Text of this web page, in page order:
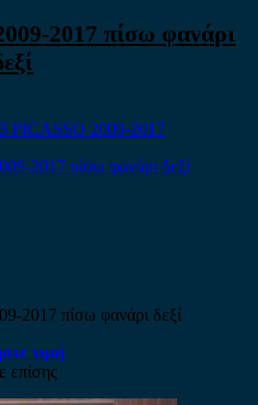
2017 πίσω φανάρι
PICASSO 2009-2017
2017 πίσω φανάρι δεξί
τιμή
επίσης